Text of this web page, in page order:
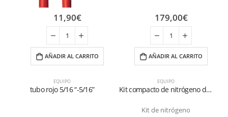
EQUIPO
tubo rojo 5/16 “-5/16”
11,90€
AÑADIR AL CARRITO
EQUIPO
Kit compacto de nitrógeno de 100 litros (110 bar) para pruebas de presión y purga de sistemas HVAC | Reductor de 50 bar para R32 y R410A
Kit de nitrógeno
179,00€
AÑADIR AL CARRITO